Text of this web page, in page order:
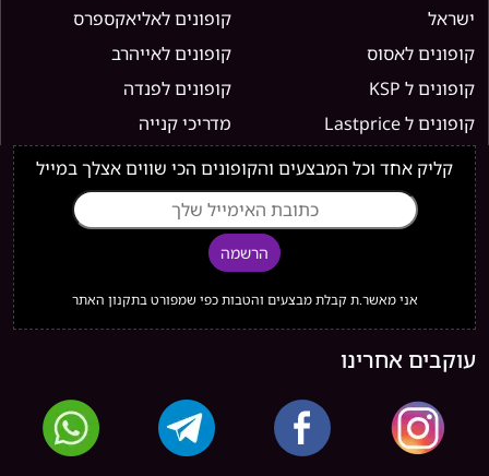
ישראל
קופונים לאליאקספרס
קופונים לאסוס
קופונים לאייהרב
קופונים ל KSP
קופונים לפנדה
קופונים ל Lastprice
מדריכי קנייה
קליק אחד וכל המבצעים והקופונים הכי שווים אצלך במייל
הרשמה
אני מאשר.ת קבלת מבצעים והטבות כפי שמפורט בתקנון האתר
עוקבים אחרינו